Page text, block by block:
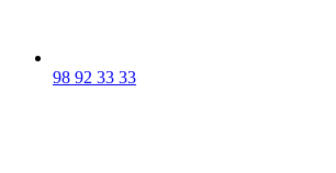
98 92 33 33